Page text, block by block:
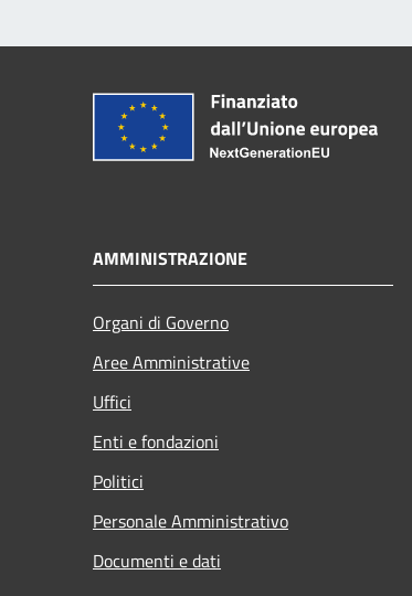
AMMINISTRAZIONE
Organi di Governo
Aree Amministrative
Uffici
Enti e fondazioni
Politici
Personale Amministrativo
Documenti e dati